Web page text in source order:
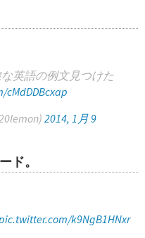
英語の例文見つけた
2014, 1月 9
ド。
k9NgB1HNxr